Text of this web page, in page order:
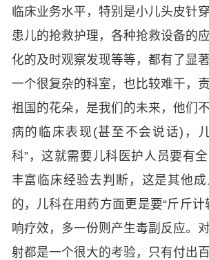
临床业务水平，特别是小儿头皮针
患儿的抢救护理，各种抢救设备的
化的及时观察发现等等，都有了显
一个很复杂的科室，也比较难干，
祖国的花朵，是我们的未来，他们
病的临床表现(甚至不会说话)，
科”，这就需要儿科医护人员要有
丰富临床经验去判断，这是其他
的，儿科在用药方面更是要“斤斤计
响疗效，多一份则产生毒副反应。
射都是一个很大的考验，只有付出